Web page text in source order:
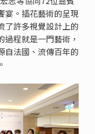
宴。插花藝術的呈現
了許多視覺設計上的
程就是一門藝術，
自法國、流傳百年的